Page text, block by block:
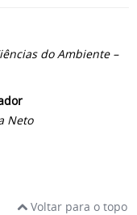
do Ambiente –
Neto
Voltar para o topo